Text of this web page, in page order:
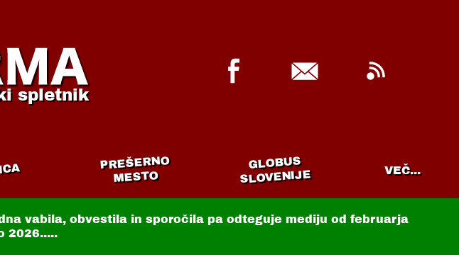
spletnik
PREŠERNO
MESTO
GLOBUS
SLOVENIJE VEČ...
vabila, obvestila in sporočila pa odteguje mediju od februarja
2026.....